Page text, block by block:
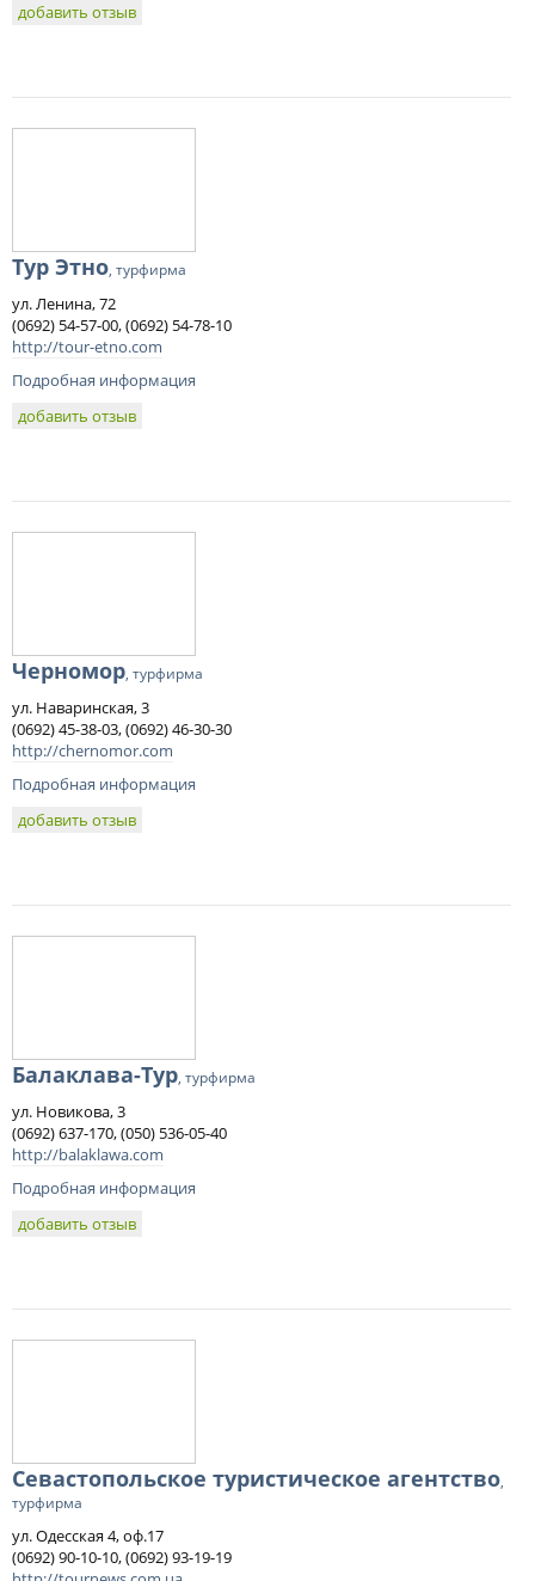
добавить отзыв
Тур Этно, турфирма
ул. Ленина, 72
(0692) 54-57-00, (0692) 54-78-10
http://tour-etno.com
Подробная информация
добавить отзыв
Черномор, турфирма
ул. Наваринская, 3
(0692) 45-38-03, (0692) 46-30-30
http://chernomor.com
Подробная информация
добавить отзыв
Балаклава-Тур, турфирма
ул. Новикова, 3
(0692) 637-170, (050) 536-05-40
http://balaklawa.com
Подробная информация
добавить отзыв
Севастопольское туристическое агентство,
турфирма
ул. Одесская 4, оф.17
(0692) 90-10-10, (0692) 93-19-19